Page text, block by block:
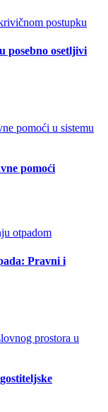
posebno osetljivi
pomoći
Pravni i